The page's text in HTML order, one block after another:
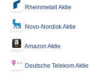
Rheinmetall Aktie
Novo-Nordisk Aktie
Amazon Aktie
Deutsche Telekom Aktie